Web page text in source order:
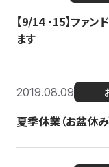
【9/14 ・15】ファ
ます
2019.08.09
夏季休業（お盆休